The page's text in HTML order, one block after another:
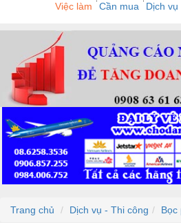
Việc làm Cần mua Dịch vụ
Trang chủ Dịch vụ - Thi công Bọc